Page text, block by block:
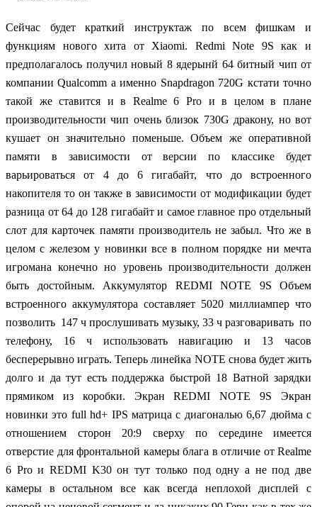
Cейчас будет краткий инструктаж по всем фишкам и
функциям нового хита от Xiaomi. Redmi Note 9S как и
предполагалось получил новый 8 ядерынй 64 битный чип от
компании Qualcomm а именно Snapdragon 720G кстати точно
такой же ставится и в Realme 6 Pro и в целом в плане
производительности чип очень близок 730G дракону, но вот
кушает он значительно поменьше. Объем же оперативной
памяти в зависимости от версии по классике будет
варьироваться от 4 до 6 гигабайт, что до встроенного
накопителя то он также в зависимости от модификации будет
разница от 64 до 128 гигабайт и самое главное про отдельный
слот для карточек памяти производитель не забыл. Что же в
целом с железом у новинки все в полном порядке ни мечта
игромана конечно но уровень производительности должен
быть достойным. Аккумулятор REDMI NOTE 9S Объем
встроенного аккумулятора составляет 5020 миллиампер что
позволить 147 ч прослушивать музыку, 33 ч разговаривать по
телефону, 16 ч использовать навигацию и 13 часов
бесперерывно играть. Теперь линейка NOTE снова будет жить
долго и да тут есть поддержка быстрой 18 Ватной зарядки
прямиком из коробки. Экран REDMI NOTE 9S Экран
новинки это full hd+ IPS матрица с диагональю 6,67 дюйма с
отношением сторон 20:9 сверху по середине имеется
отверстие для фронтальной камеры блага в отличие от Realme
6 Pro и REDMI K30 он тут только под одну а не под две
камеры в остальном все как всегда неплохой дисплей с